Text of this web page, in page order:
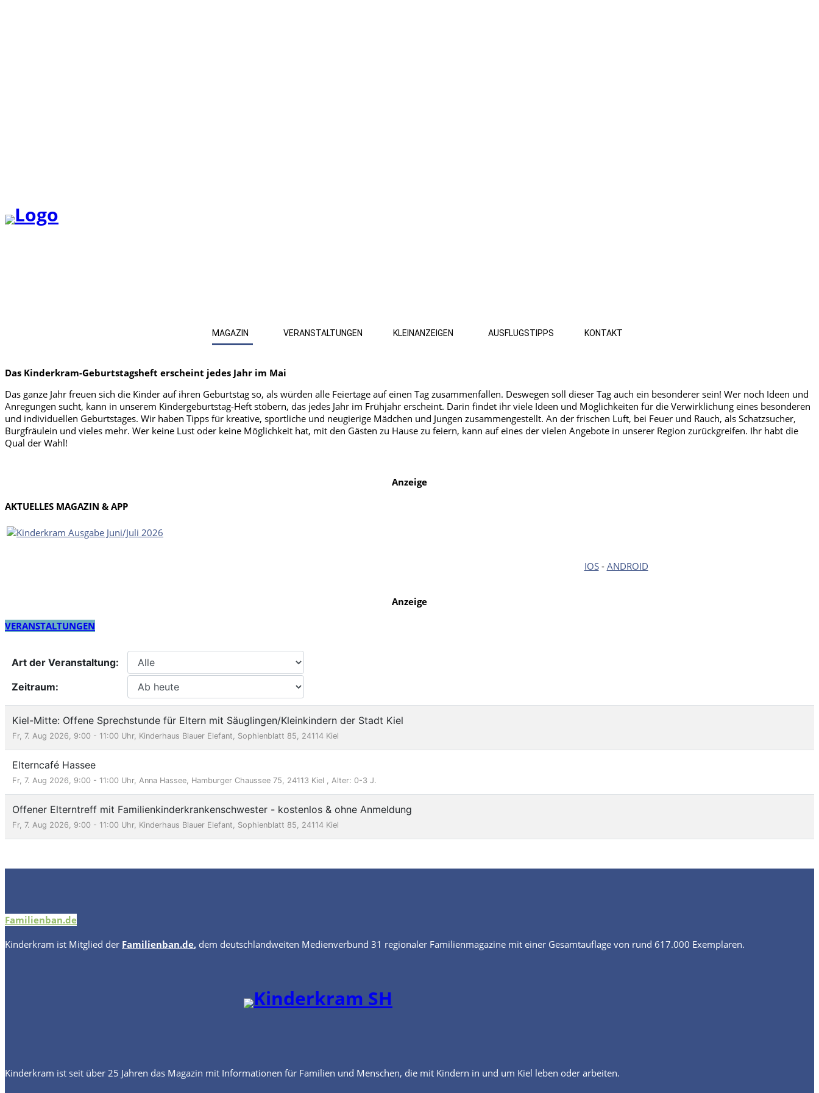
MAGAZIN VERANSTALTUNGEN KLEINANZEIGEN AUSFLUGSTIPPS KONTAKT
Das Kinderkram-Geburtstagsheft erscheint jedes Jahr im Mai
Das ganze Jahr freuen sich die Kinder auf ihren Geburtstag so, als würden alle Feiertage auf einen Tag zusammenfallen. Deswegen soll dieser Tag auch ein besonderer sein! Wer noch Ideen und
Anregungen sucht, kann in unserem Kindergeburtstag-Heft stöbern, das jedes Jahr im Frühjahr erscheint. Darin findet ihr viele Ideen und Möglichkeiten für die Verwirklichung eines besonderen
und individuellen Geburtstages. Wir haben Tipps für kreative, sportliche und neugierige Mädchen und Jungen zusammengestellt. An der frischen Luft, bei Feuer und Rauch, als Schatzsucher,
Burgfräulein und vieles mehr. Wer keine Lust oder keine Möglichkeit hat, mit den Gästen zu Hause zu feiern, kann auf eines der vielen Angebote in unserer Region zurückgreifen. Ihr habt die
Qual der Wahl!
Anzeige
AKTUELLES MAGAZIN & APP
IOS- ANDROID
Anzeige
VERANSTALTUNGEN
Familienban.de
Kinderkram ist Mitglied der Familienban.de, dem deutschlandweiten Medienverbund 31 regionaler Familienmagazine mit einer Gesamtauflage von rund 617.000 Exemplaren.
Kinderkram ist seit über 25 Jahren das Magazin mit Informationen für Familien und Menschen, die mit Kindern in und um Kiel leben oder arbeiten.